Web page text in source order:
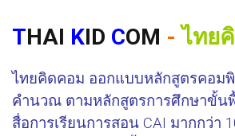
THAI KID COM - ไทย
ไทยคิดคอม ออกแบบหลักสูตรคอมพิ
คำนวณ ตามหลักสูตรการศึกษาขั้น
สื่อการเรียนการสอน CAI มากกว่า